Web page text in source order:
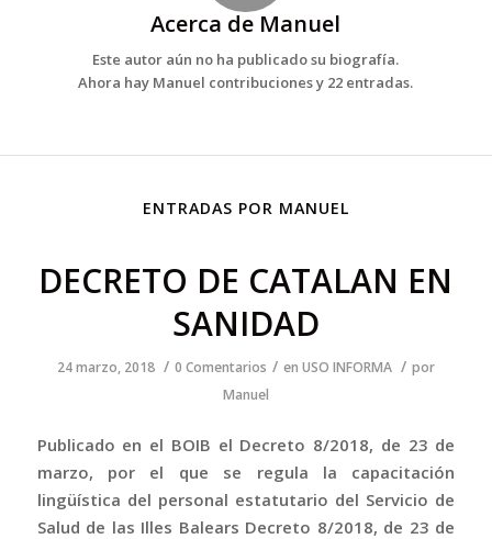
Acerca de Manuel
Este autor aún no ha publicado su biografía.
Ahora hay Manuel contribuciones y 22 entradas.
ENTRADAS POR MANUEL
DECRETO DE CATALAN EN
SANIDAD
24 marzo, 2018 / 0 Comentarios / en USO INFORMA / por
Manuel
Publicado en el BOIB el Decreto 8/2018, de 23 de
marzo, por el que se regula la capacitación
lingüística del personal estatutario del Servicio de
Salud de las Illes Balears Decreto 8/2018, de 23 de